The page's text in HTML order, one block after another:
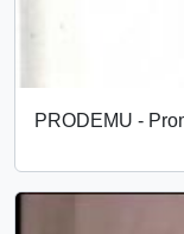
PRODEMU -